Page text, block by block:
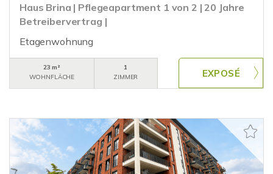
Haus Brina | Pflegeapartment 1 von 2 | 20 Jahre
Betreibervertrag |
Etagenwohnung
23 m²
WOHNFLÄCHE
1
ZIMMER